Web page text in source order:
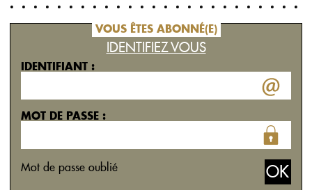
VOUS ÊTES ABONNÉ(E)
IDENTIFIEZ VOUS
IDENTIFIANT :
MOT DE PASSE :
Mot de passe oublié